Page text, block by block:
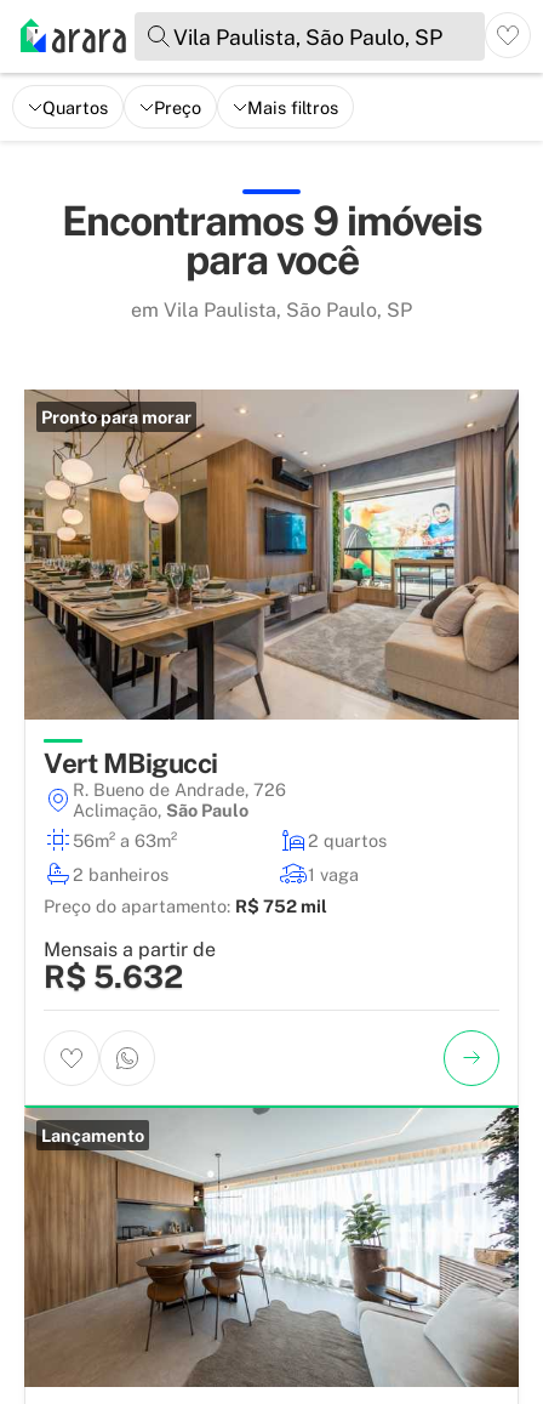
Vila Paulista, São Paulo, SP
Quartos Preço Mais filtros
Encontramos 9 imóveis
para você
em Vila Paulista, São Paulo, SP
Pronto para morar
Vert MBigucci
R. Bueno de Andrade, 726
Aclimação, São Paulo
56m² a 63m²
2 quartos
2 banheiros
1 vaga
Preço do apartamento: R$ 752 mil
Mensais a partir de
R$ 5.632
Lançamento